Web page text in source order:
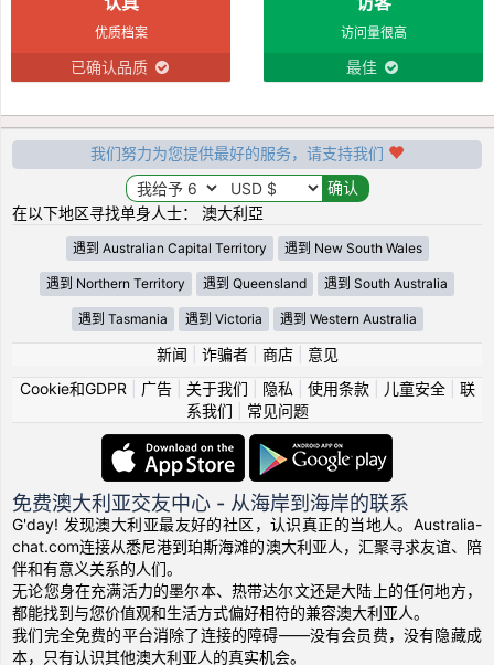
优质档案
已确认品质
访问量很高
最佳
我们努力为您提供最好的服务，请支持我们
在以下地区寻找单身人士： 澳大利亞
遇到 Australian Capital Territory 遇到 New South Wales
遇到 Northern Territory 遇到 Queensland 遇到 South Australia
遇到 Tasmania 遇到 Victoria 遇到 Western Australia
新闻 诈骗者| 商店| 意见
Cookie和GDPR
广告| 关于我们 隐私 使用条款| 儿童安全| 联
系我们
常见问题
免费澳大利亚交友中心 - 从海岸到海岸的联系
G'day! 发现澳大利亚最友好的社区，认识真正的当地人。Australia-
chat.com连接从悉尼港到珀斯海滩的澳大利亚人，汇聚寻求友谊、陪
伴和有意义关系的人们。
无论您身在充满活力的墨尔本、热带达尔文还是大陆上的任何地方，
都能找到与您价值观和生活方式偏好相符的兼容澳大利亚人。
我们完全免费的平台消除了连接的障碍——没有会员费，没有隐藏成
本，只有认识其他澳大利亚人的真实机会。